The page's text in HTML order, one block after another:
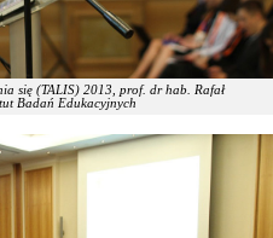
się (TALIS) 2013, prof. dr hab. Rafał
Badań Edukacyjnych